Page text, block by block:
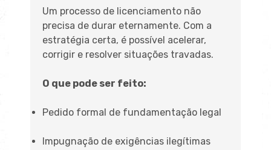
Um processo de licenciamento não
precisa de durar eternamente. Com a
estratégia certa, é possível acelerar,
corrigir e resolver situações travadas.
O que pode ser feito:
Pedido formal de fundamentação legal
Impugnação de exigências ilegítimas